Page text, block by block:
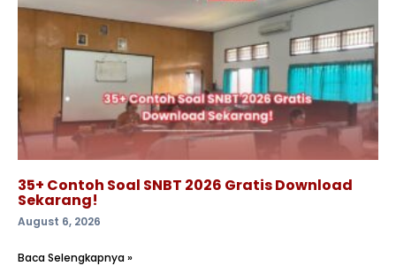
35+ Contoh Soal SNBT 2026 Gratis Download
Sekarang!
August 6, 2026
Baca Selengkapnya »